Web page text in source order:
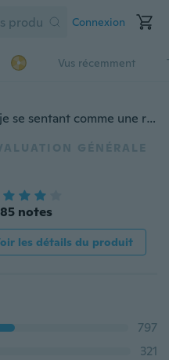
Connexion
Vus récemment
10/20/30g-2019 thaïlande Pasje se sentant comme une reine émulsion blanchissante naturelle produits de soins de la peau crème blanchissante mode blanchissant lait et blanchissant
GÉNÉRALE
notes
les détails du produit
797
321